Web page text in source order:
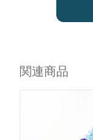
か
関連商品